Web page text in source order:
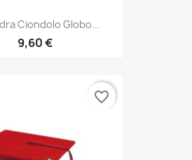
Ciondolo Globo...
9,60 €
favorite_border